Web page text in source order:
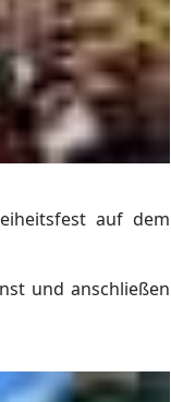
auf dem
und anschließen